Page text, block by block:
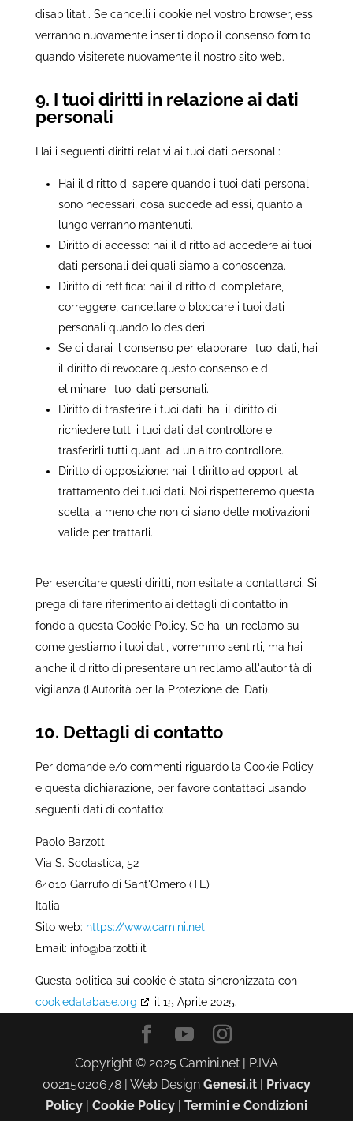
disabilitati. Se cancelli i cookie nel vostro browser, essi
verranno nuovamente inseriti dopo il consenso fornito
quando visiterete nuovamente il nostro sito web.
9. I tuoi diritti in relazione ai dati
personali
Hai i seguenti diritti relativi ai tuoi dati personali:
Hai il diritto di sapere quando i tuoi dati personali
sono necessari, cosa succede ad essi, quanto a
lungo verranno mantenuti.
Diritto di accesso: hai il diritto ad accedere ai tuoi
dati personali dei quali siamo a conoscenza.
Diritto di rettifica: hai il diritto di completare,
correggere, cancellare o bloccare i tuoi dati
personali quando lo desideri.
Se ci darai il consenso per elaborare i tuoi dati, hai
il diritto di revocare questo consenso e di
eliminare i tuoi dati personali.
Diritto di trasferire i tuoi dati: hai il diritto di
richiedere tutti i tuoi dati dal controllore e
trasferirli tutti quanti ad un altro controllore.
Diritto di opposizione: hai il diritto ad opporti al
trattamento dei tuoi dati. Noi rispetteremo questa
scelta, a meno che non ci siano delle motivazioni
valide per trattarli.
Per esercitare questi diritti, non esitate a contattarci. Si
prega di fare riferimento ai dettagli di contatto in
fondo a questa Cookie Policy. Se hai un reclamo su
come gestiamo i tuoi dati, vorremmo sentirti, ma hai
anche il diritto di presentare un reclamo all'autorità di
vigilanza (l'Autorità per la Protezione dei Dati).
10. Dettagli di contatto
Per domande e/o commenti riguardo la Cookie Policy
e questa dichiarazione, per favore contattaci usando i
seguenti dati di contatto:
Paolo Barzotti
Via S. Scolastica, 52
64010 Garrufo di Sant'Omero (TE)
Italia
Sito web: https://www.camini.net
Email: info@barzotti.it
Questa politica sui cookie è stata sincronizzata con
cookiedatabase.org
il 15 Aprile 2025.
Copyright © 2025 Camini.net | P.IVA
00215020678 | Web Design Genesi.it| Privacy
Policy| Cookie Policy| Termini e Condizioni